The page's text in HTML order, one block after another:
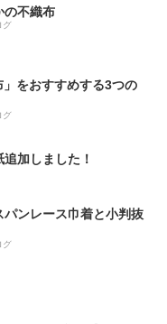
の不織布
グ
をおすすめする3つの
グ
加しました！
パンレース巾着と小判抜
グ